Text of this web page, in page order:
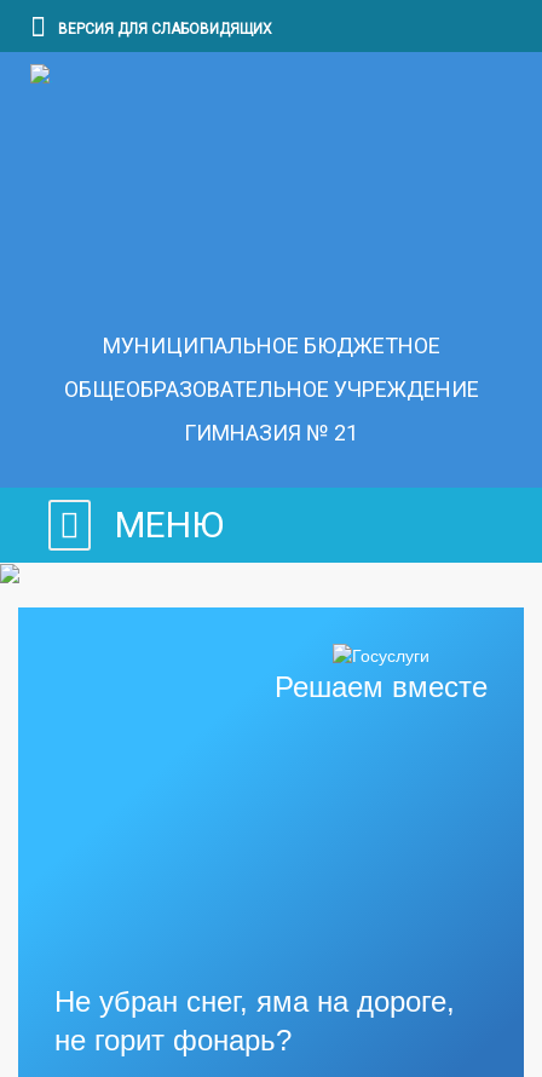
ВЕРСИЯ ДЛЯ СЛАБОВИДЯЩИХ
МУНИЦИПАЛЬНОЕ БЮДЖЕТНОЕ
ОБЩЕОБРАЗОВАТЕЛЬНОЕ УЧРЕЖДЕНИЕ
ГИМНАЗИЯ № 21
МЕНЮ
Решаем вместе
Не убран снег, яма на дороге,
не горит фонарь?